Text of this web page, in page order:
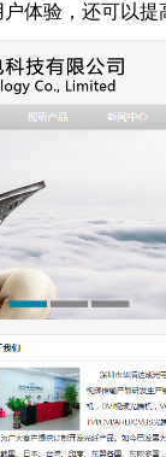
体验，还可以提